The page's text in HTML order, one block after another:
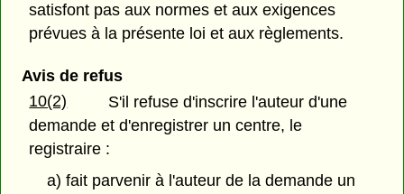
satisfont pas aux normes et aux exigences
prévues à la présente loi et aux règlements.
Avis de refus
10(2)
S'il refuse d'inscrire l'auteur d'une
demande et d'enregistrer un centre, le
registraire :
a) fait parvenir à l'auteur de la demande un